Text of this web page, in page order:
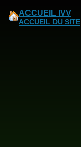
ACCUEIL IVV
ACCUEIL DU SITE